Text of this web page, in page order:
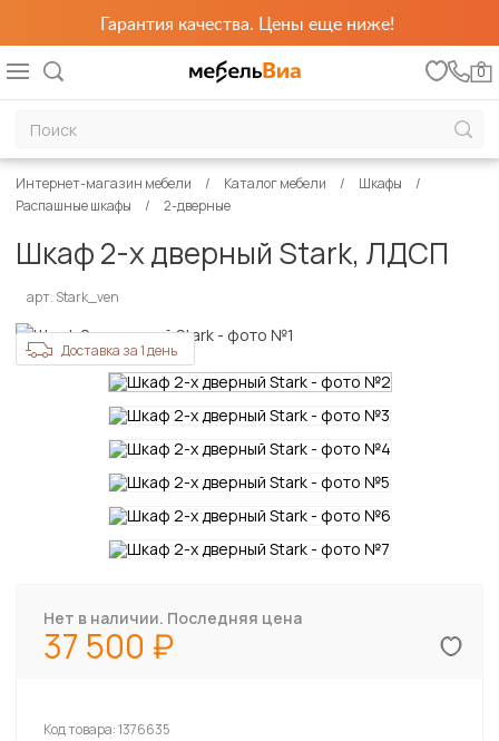
Гарантия качества. Цены еще ниже!
0
Интернет-магазин мебели Каталог мебели
Шкафы
Распашные шкафы
2-дверные
Шкаф 2-х дверный Stark, ЛДСП
арт. Stark_ven
Доставка за 1 день
Нет в наличии. Последняя цена
37 500
Код товара:1376635